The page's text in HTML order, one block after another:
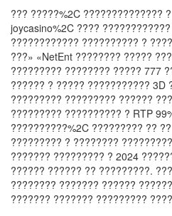
??? ?????%2C ??????????????
joycasino%2C ????
???????????? ?????????? ?
???» «NetEnt ???????? ?????
????????? ???????? ????? 777
?????? ? ????? ??????????? 3D
????????? ????????? ??????
????????? ?????????? ? RTP
??????????%2C ????????? ??
????????? ? ????????
??????? ????????? ? 2024
?????? ?????? ?? ?????????.
???????? ??????? ??????
??????? ??????? ?????????